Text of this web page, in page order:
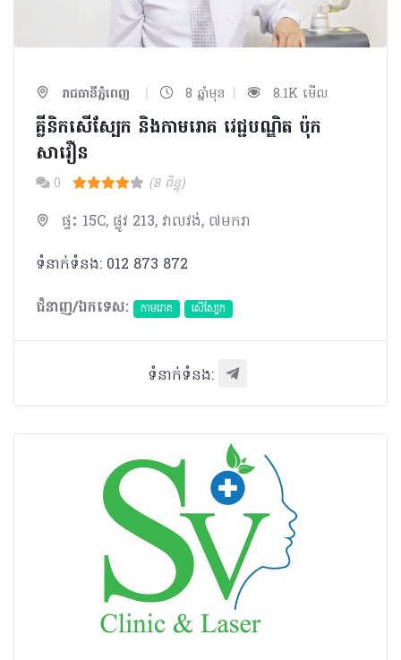
រាជធានីភ្នំពេញ | 8 ឆ្នាំមុន | 8.1K មើល
គ្លីនិកសើស្បែក និងកាមរោគ វេជ្ជបណ្ឌិត ប៉ុក
សាវឿន
0 (8 ពិន្ទុ)
ផ្ទះ 15C, ផ្លូវ 213, វាលវង់, ៧មករា
ទំនាក់ទំនង: 012 873 872
ជំនាញ/ឯកទេស:
កាមរោគ សើស្បែក
ទំនាក់ទំនង: